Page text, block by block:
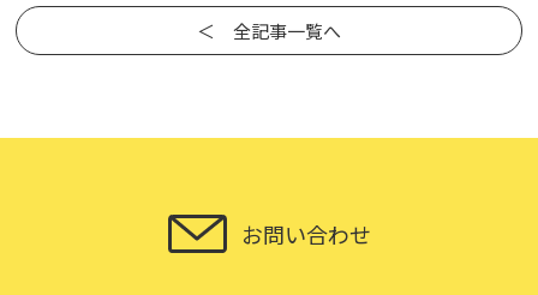
＜ 全記事一覧へ
お問い合わせ